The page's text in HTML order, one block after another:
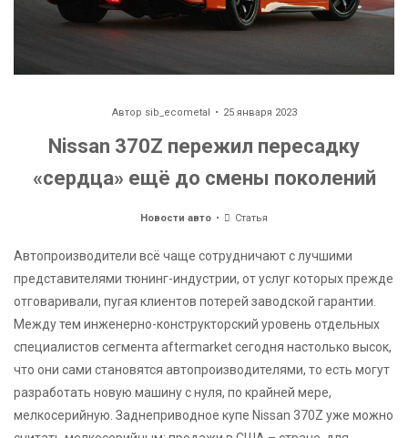
Автор sib_ecometal 25 января 2023
Nissan 370Z пережил пересадку
«сердца» ещё до смены поколений
Новости авто Статья
Автопроизводители всё чаще сотрудничают с лучшими
представителями тюнинг-индустрии, от услуг которых прежде
отговаривали, пугая клиентов потерей заводской гарантии.
Между тем инженерно-конструкторский уровень отдельных
специалистов сегмента aftermarket сегодня настолько высок,
что они сами становятся автопроизводителями, то есть могут
разработать новую машину с нуля, по крайней мере,
мелкосерийную. Заднеприводное купе Nissan 370Z уже можно